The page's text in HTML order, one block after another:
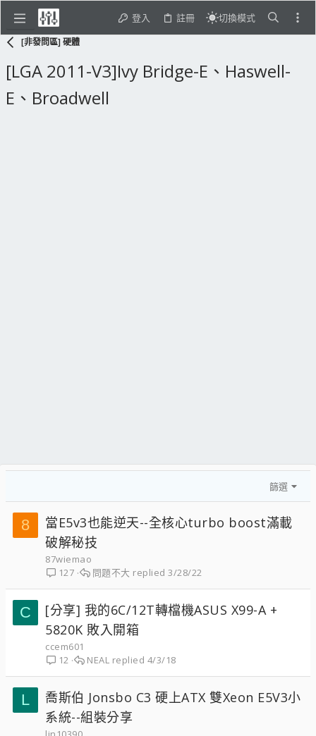
登入 註冊 切換模式
[非發問區] 硬體
[LGA 2011-V3]Ivy Bridge-E、Haswell-
E、Broadwell
篩選
8
當E5v3也能逆天--全核心turbo boost滿載
破解秘技
87wiemao
127
3/28/22
問題不大
C
[分享] 我的6C/12T轉檔機ASUS X99-A +
5820K 敗入開箱
ccem601
12
4/3/18
NEAL
L
喬斯伯 Jonsbo C3 硬上ATX 雙Xeon E5V3小
系統--組裝分享